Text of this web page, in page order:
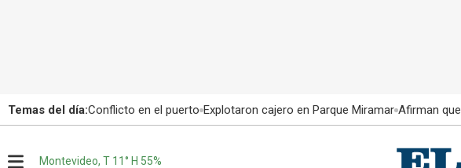
Temas del día:Conflicto en el puerto Explotaron cajero en Parque Miramar Afirman
Montevideo, T 11° H 55%